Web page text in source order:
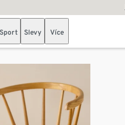
Sport Slevy Více